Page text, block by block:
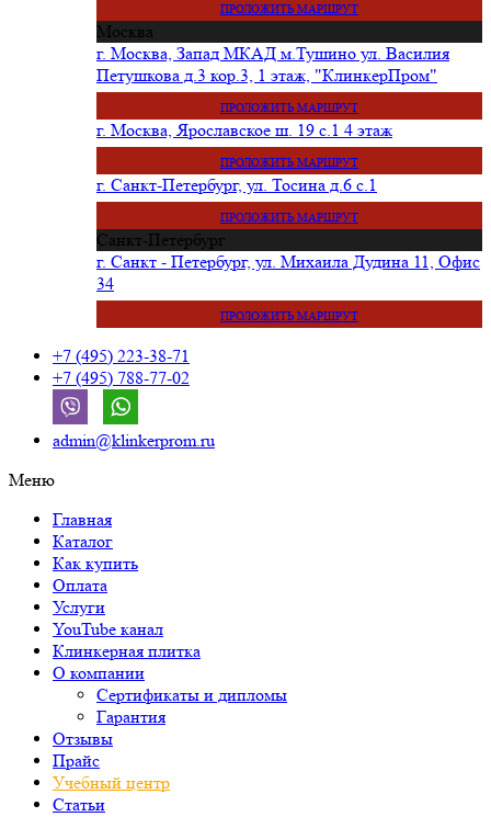
ПРОЛОЖИТЬ МАРШРУТ
Москва
г. Москва, Запад МКАД м.Тушино ул. Василия
Петушкова д.3 кор.3, 1 этаж, "КлинкерПром"
ПРОЛОЖИТЬ МАРШРУТ
г. Москва, Ярославское ш. 19 с.1 4 этаж
ПРОЛОЖИТЬ МАРШРУТ
г. Санкт-Петербург, ул. Тосина д.6 с.1
ПРОЛОЖИТЬ МАРШРУТ
Санкт-Петербург
г. Санкт - Петербург, ул. Михаила Дудина 11, Офис
34
ПРОЛОЖИТЬ МАРШРУТ
+7 (495) 223-38-71
+7 (495) 788-77-02
admin@klinkerprom.ru
Меню
Главная
Каталог
Как купить
Оплата
Услуги
YouTube канал
Клинкерная плитка
О компании
Сертификаты и дипломы
Гарантия
Отзывы
Прайс
Учебный центр
Статьи